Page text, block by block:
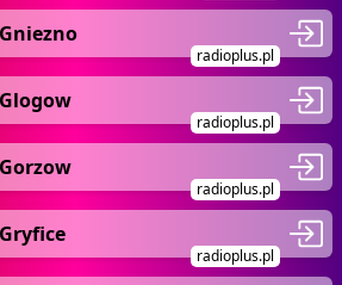
radioplus.pl
radioplus.pl
radioplus.pl
radioplus.pl